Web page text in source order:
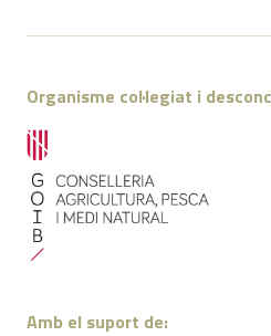
Organisme col·legiat i
Amb el suport de: